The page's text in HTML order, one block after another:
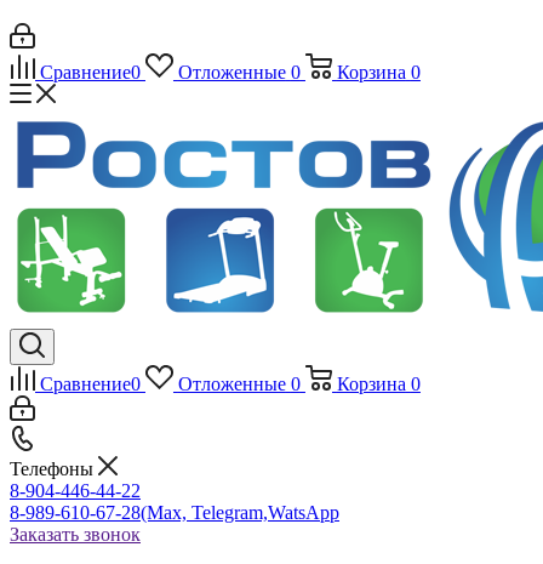
Сравнение0 Отложенные 0 Корзина 0
Сравнение0 Отложенные 0 Корзина 0
Телефоны
8-904-446-44-22
8-989-610-67-28(Max, Telegram,WatsApp
Заказать звонок